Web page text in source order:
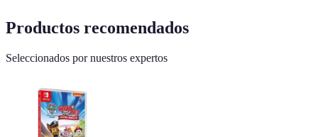
Productos recomendados
Seleccionados por nuestros expertos